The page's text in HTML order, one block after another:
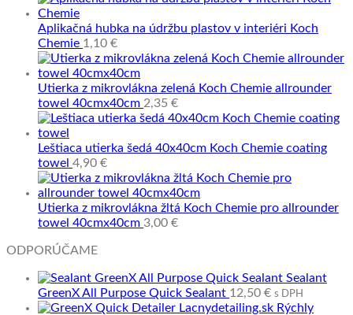
Aplikačná hubka na údržbu plastov v interiéri Koch
Chemie 1,10 €
Utierka z mikrovlákna zelená Koch Chemie allrounder
towel 40cmx40cm 2,35 €
Leštiaca utierka šedá 40x40cm Koch Chemie coating
towel 4,90 €
Utierka z mikrovlákna žltá Koch Chemie pro allrounder
towel 40cmx40cm 3,00 €
ODPORÚČAME
Sealant
GreenX All Purpose Quick Sealant 12,50 € s DPH
Rýchly